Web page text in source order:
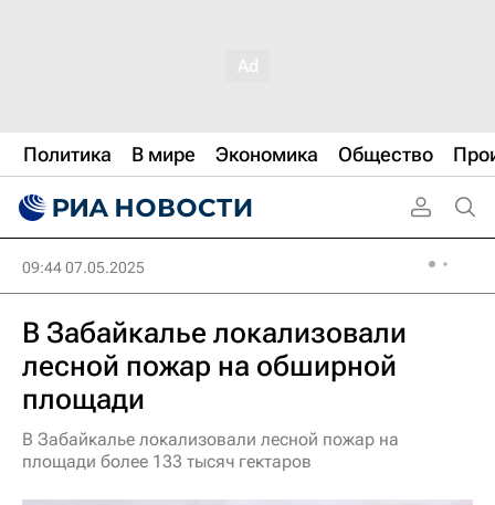
Политика В мире Экономика Общество
09:44 07.05.2025
В Забайкалье локализовали
лесной пожар на обширной
площади
В Забайкалье локализовали лесной пожар на
площади более 133 тысяч гектаров